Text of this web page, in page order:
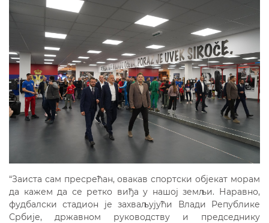
“Заиста сам пресрећан, овакав спортски објекат морам
да кажем да се ретко виђа у нашој земљи. Наравно,
фудбалски стадион је захваљујући Влади Републике
Србије, државном руководству и председнику